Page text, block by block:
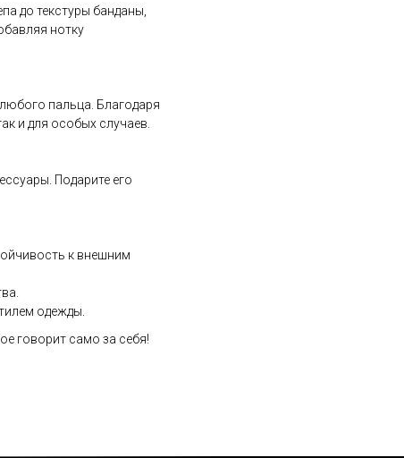
до текстуры банданы,
нотку
пальца. Благодаря
и для особых случаев.
Подарите его
к внешним
одежды.
говорит само за себя!